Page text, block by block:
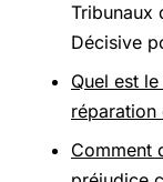
Tribunaux
Décisive
Quel est
réparation
Comment